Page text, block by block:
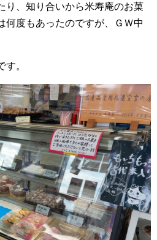
り、知り合いから米寿庵のお菓
何度もあったのですが、ＧＷ中
。